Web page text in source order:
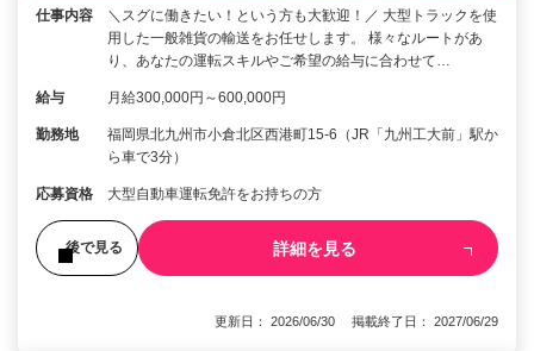
仕事内容
＼スグに働きたい！という方も大歓迎！／ 大型トラックを使
用した一般雑貨の輸送をお任せします。 様々なルートがあ
り、あなたの運転スキルやご希望の給与に合わせて…
給与 月給300,000円～600,000円
勤務地
福岡県北九州市小倉北区西港町15-6（JR「九州工大前」駅か
ら車で3分）
応募資格 大型自動車運転免許をお持ちの方
後で見る 詳細を見る
更新日： 2026/06/30 掲載終了日： 2027/06/29